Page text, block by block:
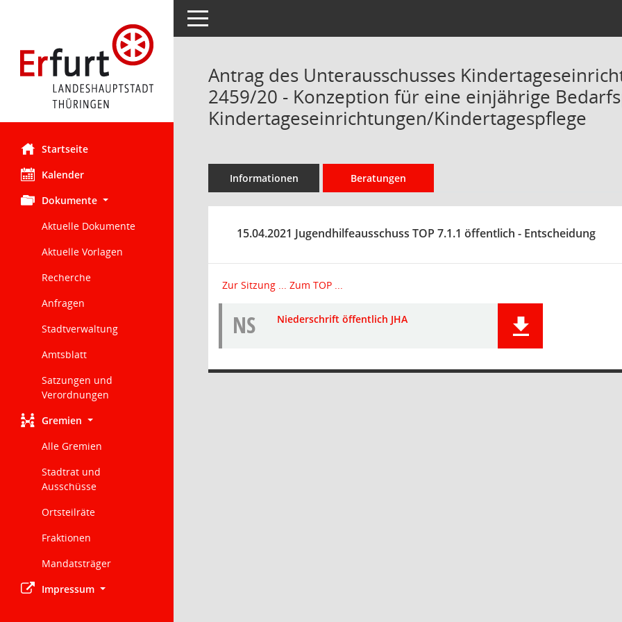
Startseite
Kalender
Dokumente
Aktuelle Dokumente
Aktuelle Vorlagen
Recherche
Anfragen
Stadtverwaltung
Amtsblatt
Satzungen und
Verordnungen
Gremien
Alle Gremien
Stadtrat und
Ausschüsse
Ortsteilräte
Fraktionen
Mandatsträger
Impressum
Toggle navigation
Antrag des Unterausschusses
2459/20 - Konzeption für eine einjährige
Kindertageseinrichtungen/Kindertagespflege
Informationen Beratungen
15.04.2021 Jugendhilfeausschuss TOP 7.1.1 öffentlich - Entscheidung
Zur Sitzung ... Zum TOP ...
NS Niederschrift öffentlich JHA